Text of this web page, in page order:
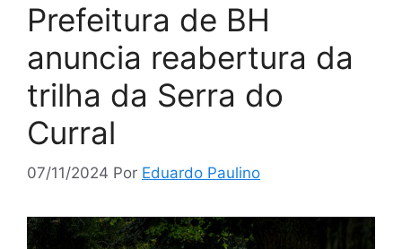
Prefeitura de BH
anuncia reabertura da
trilha da Serra do
Curral
07/11/2024 Por Eduardo Paulino